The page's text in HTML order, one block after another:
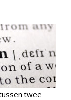
twee